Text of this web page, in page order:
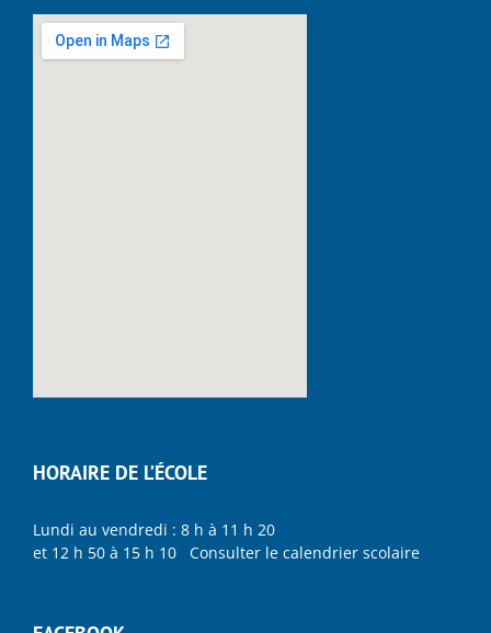
HORAIRE DE L’ÉCOLE
Lundi au vendredi : 8 h à 11 h 20
et 12 h 50 à 15 h 10 Consulter le calendrier scolaire